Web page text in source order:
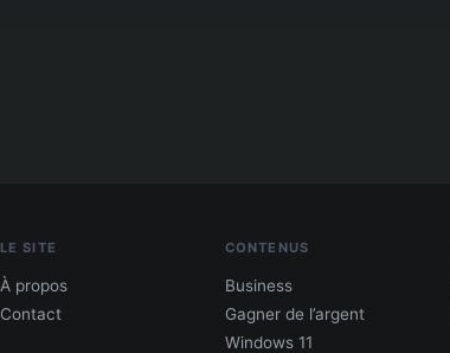
LE SITE
À propos
Contact
CONTENUS
Business
Gagner de l’argent
Windows 11